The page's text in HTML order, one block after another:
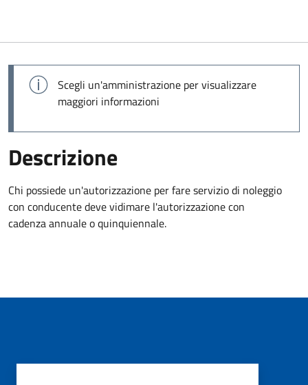
Scegli un'amministrazione per visualizzare
maggiori informazioni
Descrizione
Chi possiede un'autorizzazione per fare servizio di noleggio
con conducente deve vidimare l'autorizzazione con
cadenza annuale o quinquiennale.